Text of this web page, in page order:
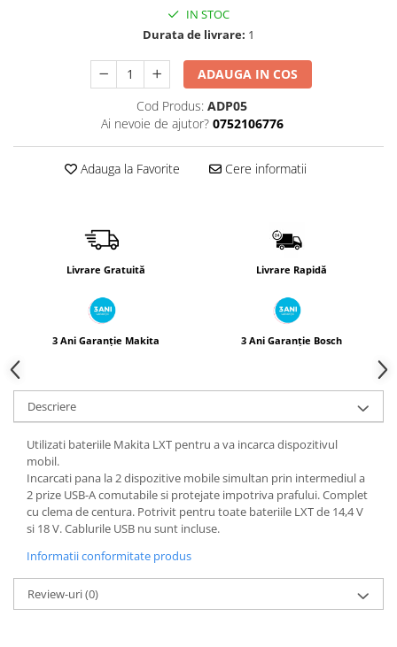
Polizoare Unghiulare
Suflante cu Aer Cald
Șlefuitoare
IN STOC
Durata de livrare: 1
ADAUGA IN COS
Cod Produs: ADP05
Ai nevoie de ajutor? 0752106776
Adauga la Favorite Cere informatii
Livrare Gratuită Livrare Rapidă
3 Ani Garanție Makita 3 Ani Garanție Bosch
Descriere
Utilizati bateriile Makita LXT pentru a va incarca dispozitivul
mobil.
Incarcati pana la 2 dispozitive mobile simultan prin intermediul a
2 prize USB-A comutabile si protejate impotriva prafului. Complet
cu clema de centura. Potrivit pentru toate bateriile LXT de 14,4 V
si 18 V. Cablurile USB nu sunt incluse.
Informatii conformitate produs
Review-uri(0)